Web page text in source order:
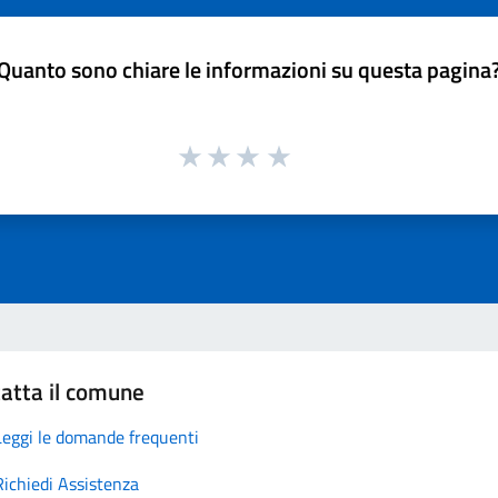
sono chiare le informazioni su questa
il comune
le domande frequenti
Assistenza